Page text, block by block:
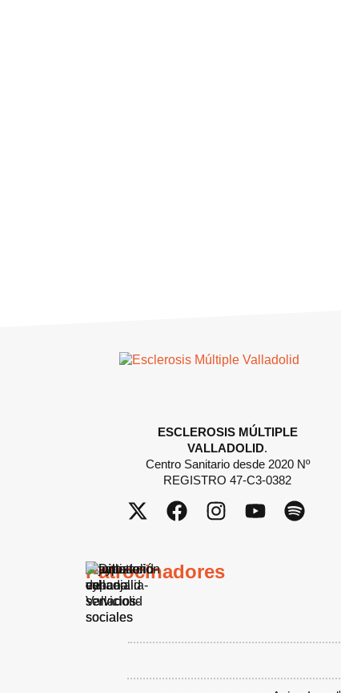
ESCLEROSIS MÚLTIPLE
VALLADOLID.
Centro Sanitario desde 2020 Nº
REGISTRO 47-C3-0382
Patrocinadores